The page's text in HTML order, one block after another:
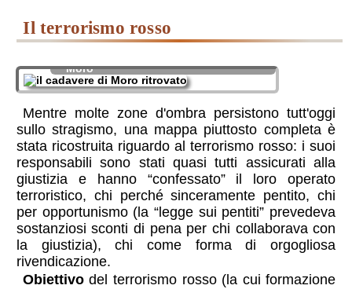
il terrorismo rosso
Moro
Mentre molte zone d'ombra persistono tutt'oggi
sullo stragismo, una mappa piuttosto completa è
stata ricostruita riguardo al terrorismo rosso: i suoi
responsabili sono stati quasi tutti assicurati alla
giustizia e hanno “confessato” il loro operato
terroristico, chi perché sinceramente pentito, chi
per opportunismo (la “legge sui pentiti” prevedeva
sostanziosi sconti di pena per chi collaborava con
la giustizia), chi come forma di orgogliosa
rivendicazione.
Obiettivodel terrorismo rosso (la cui formazione